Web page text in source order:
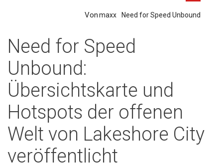
Vonmaxx Need for Speed Unbound
Need for Speed
Unbound:
Übersichtskarte und
Hotspots der offenen
Welt von Lakeshore City
veröffentlicht